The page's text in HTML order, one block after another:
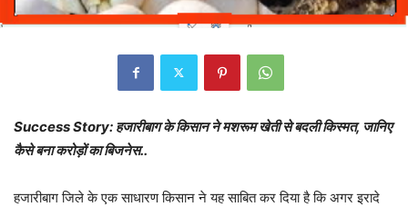
Success Story: हजारीबाग के किसान ने मशरूम खेती से बदली किस्मत, जानिए
कैसे बना करोड़ों का बिजनेस..
हजारीबाग जिले के एक साधारण किसान ने यह साबित कर दिया है कि अगर इरादे